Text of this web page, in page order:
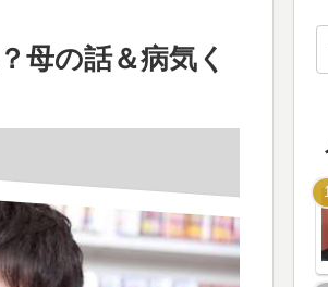
母の話＆病気く